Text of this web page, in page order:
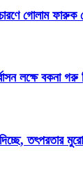
গোলাম ফারুক
লক্ষে বকনা
তৎপরতার মুরোদ